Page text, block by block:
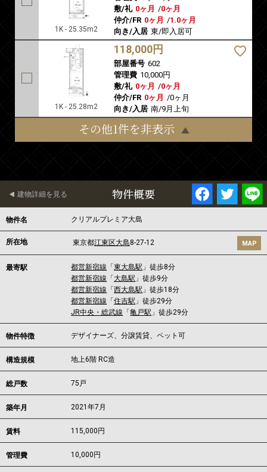
1K - 25.35m2
敷/礼 0ヶ月 /0ヶ月
仲介/FR 0ヶ月 /1.0ヶ月
向き/入居 東/即入居可
1K - 25.28m2
118,000円
部屋番号 602
管理費 10,000円
敷/礼 0ヶ月 /0ヶ月
仲介/FR 0ヶ月 /0ヶ月
向き/入居 南/9月上旬
その他1件を非表示
物件概要
建物詳細を見る
物件名 クリアルプレミア大島
所在地 東京都江東区大島8-27-12 MAP
最寄駅 都営新宿線 「東大島駅 」徒歩8分
都営新宿線 「 大島駅 」徒歩9分
都営新宿線 「西大島駅 」徒歩18分
都営新宿線 「住吉駅 」徒歩29分
JR中央・総武線 「亀戸駅 」徒歩29分
物件特徴 デザイナーズ、分譲賃貸、ペット可
構造規模 地上6階 RC造
総戸数 75戸
築年月 2021年7月
賃料 115,000 円
管理費 10,000円